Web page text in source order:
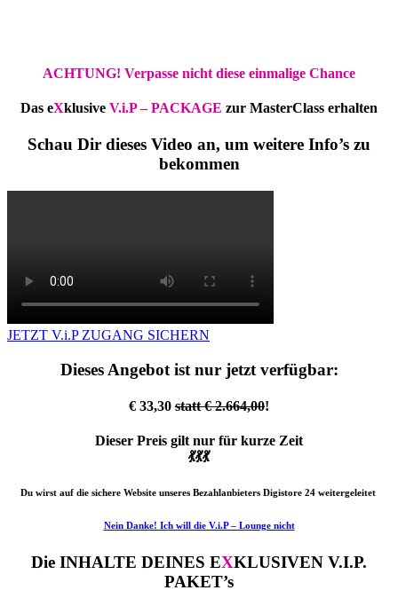
ACHTUNG! Verpasse nicht diese einmalige Chance
Das eXklusive V.i.P – PACKAGE zur MasterClass erhalten
Schau Dir dieses Video an, um weitere Info’s zu
bekommen
JETZT V.i.P ZUGANG SICHERN
Dieses Angebot ist nur jetzt verfügbar:
€ 33,30 statt € 2.664,00!
Dieser Preis gilt nur für kurze Zeit
💃💃💃
Du wirst auf die sichere Website unseres Bezahlanbieters Digistore 24 weitergeleitet
Nein Danke! Ich will die V.i.P – Lounge nicht
Die INHALTE DEINES EXKLUSIVEN V.I.P.
PAKET’s